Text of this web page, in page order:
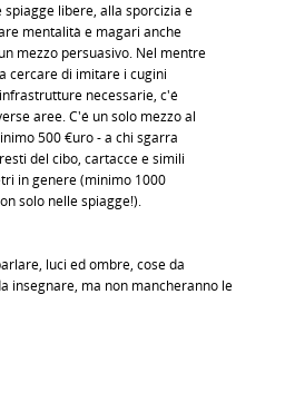
libere, alla sporcizia e
mentalità e magari anche
mezzo persuasivo. Nel mentre
cercare di imitare i cugini
necessarie, c'é
aree. C'é un solo mezzo al
500 €uro - a chi sgarra
del cibo, cartacce e simili
in genere (minimo 1000
solo nelle spiagge!).
luci ed ombre, cose da
insegnare, ma non mancheranno le